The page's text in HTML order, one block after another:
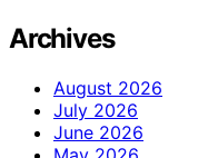
Archives
August 2026
July 2026
June 2026